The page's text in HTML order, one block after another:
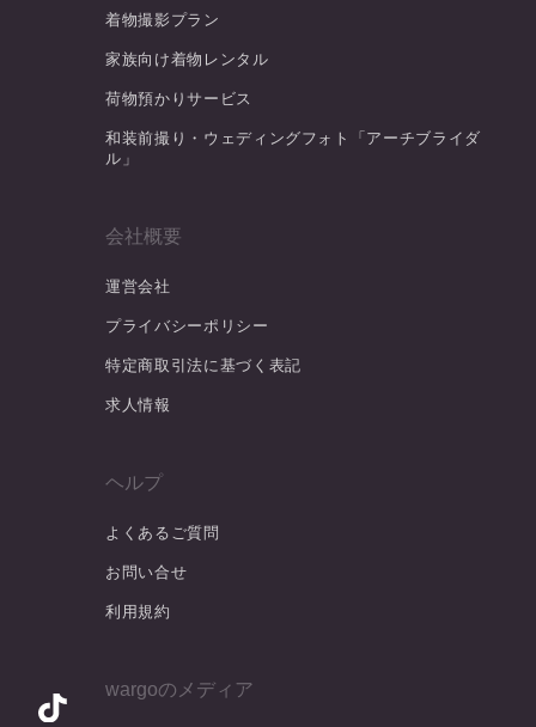
着物撮影プラン
家族向け着物レンタル
荷物預かりサービス
和装前撮り・ウェディングフォト「アーチブライダ
ル」
会社概要
運営会社
プライバシーポリシー
特定商取引法に基づく表記
求人情報
ヘルプ
よくあるご質問
お問い合せ
利用規約
wargoのメディア